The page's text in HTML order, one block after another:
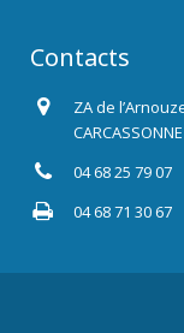
Contacts
ZA de
CARCASSONNE
04 68 25 79 07
04 68 71 30 67